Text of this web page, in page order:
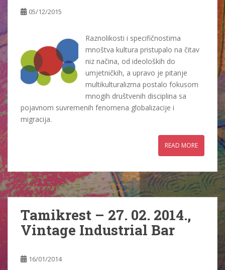
t
05/12/2015
Raznolikosti i specifičnostima
mnoštva kultura pristupalo na čitav
niz načina, od ideoloških do
umjetničkih, a upravo je pitanje
multikulturalizma postalo fokusom
mnogih društvenih disciplina sa
pojavnom suvremenih fenomena globalizacije i
migracija.
READ MORE
Tamikrest – 27. 02. 2014.,
Vintage Industrial Bar
16/01/2014